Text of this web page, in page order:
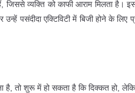
जिससे व्यक्ति को काफी आराम मिलता
पसंदीदा एक्टिविटी में बिजी होने के
है, तो शुरू में हो सकता है कि दिक्कत हो,